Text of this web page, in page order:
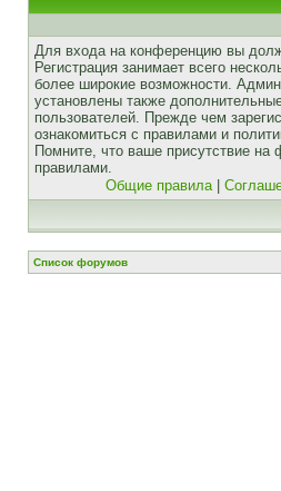
Для входа на конференцию вы
Регистрация занимает всего
более широкие возможности.
установлены также
пользователей. Прежде чем
ознакомиться с правилами и
Помните, что ваше присутствие на
правилами.
Общие правила|
Список форумов